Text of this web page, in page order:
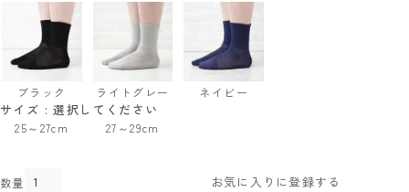
サイズ 選択してください
25～27cm 27～29cm
ブラック ライトグレー ネイビー
お気に入りに登録する